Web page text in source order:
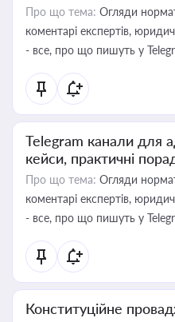
Про що тема: Огляди
коментарі експертів,
- все, про що пишуть у
Telegram канали для
кейси, практичні
Про що тема: Огляди
коментарі експертів,
- все, про що пишуть у
Конституційне